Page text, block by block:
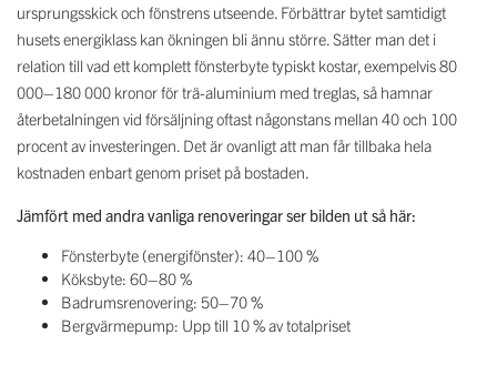
ursprungsskick och fönstrens utseende. Förbättrar bytet samtidigt
husets energiklass kan ökningen bli ännu större. Sätter man det i
relation till vad ett komplett fönsterbyte typiskt kostar, exempelvis 80
000–180 000 kronor för trä-aluminium med treglas, så hamnar
återbetalningen vid försäljning oftast någonstans mellan 40 och 100
procent av investeringen. Det är ovanligt att man får tillbaka hela
kostnaden enbart genom priset på bostaden.
Jämfört med andra vanliga renoveringar ser bilden ut så här:
Fönsterbyte (energifönster): 40–100 %
Köksbyte: 60–80 %
Badrumsrenovering: 50–70 %
Bergvärmepump: Upp till 10 % av totalpriset